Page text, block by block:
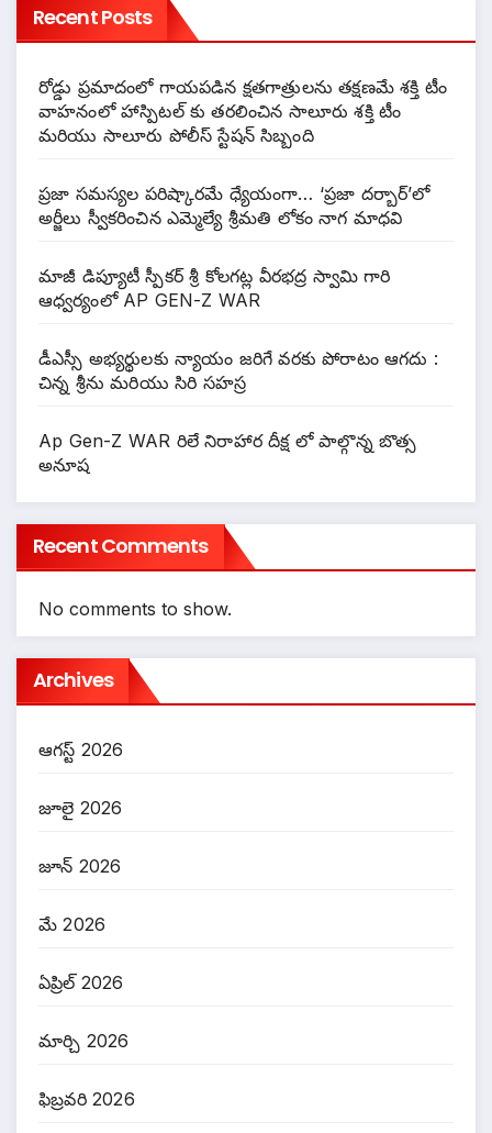
Recent Posts
రోడ్డు ప్రమాదంలో గాయపడిన క్షతగాత్రులను తక్షణమే శక్తి టీం
వాహనంలో హాస్పిటల్ కు తరలించిన సాలూరు శక్తి టీం
మరియు సాలూరు పోలీస్ స్టేషన్ సిబ్బంది
ప్రజా సమస్యల పరిష్కారమే ధ్యేయంగా… ‘ప్రజా దర్బార్’లో
అర్జీలు స్వీకరించిన ఎమ్మెల్యే శ్రీమతి లోకం నాగ మాధవి
మాజీ డిప్యూటీ స్పీకర్ శ్రీ కోలగట్ల వీరభద్ర స్వామి గారి
ఆధ్వర్యంలో AP GEN-Z WAR
డీఎస్సీ అభ్యర్థులకు న్యాయం జరిగే వరకు పోరాటం ఆగదు :
చిన్న శ్రీను మరియు సిరి సహస్ర
Ap Gen-Z WAR రిలే నిరాహార దీక్ష లో పాల్గొన్న బొత్స
అనూష
Recent Comments
No comments to show.
Archives
ఆగస్ట్ 2026
జూలై 2026
జూన్ 2026
మే 2026
ఏప్రిల్ 2026
మార్చి 2026
ఫిబ్రవరి 2026